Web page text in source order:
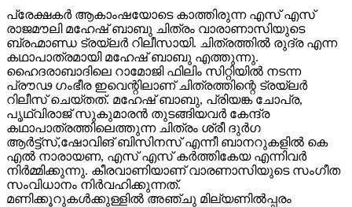
പ്രേക്ഷകർ ആകാംഷയോടെ കാത്തിരുന്ന എസ് എസ്
രാജമൗലി മഹേഷ് ബാബു ചിത്രം വാരാണാസിയുടെ
ബ്രഹ്മാണ്ഡ ട്രയ്ലർ റിലീസായി. ചിത്രത്തിൽ രുദ്ര എന്ന
കഥാപാത്രമായി മഹേഷ് ബാബു എത്തുന്നു.
ഹൈദരാബാദിലെ റാമോജി ഫിലിം സിറ്റിയിൽ നടന്ന
പ്രൗഢ ഗംഭീര ഇവെന്റിലാണ് ചിത്രത്തിന്റെ ട്രയ്ലർ
റിലീസ് ചെയ്തത്. മഹേഷ് ബാബു, പ്രിയങ്ക ചോപ്ര,
പൃഥ്വിരാജ് സുകുമാരൻ തുടങ്ങിയവർ കേന്ദ്ര
കഥാപാത്രത്തിലെത്തുന്ന ചിത്രം ശ്രീ ദുർഗ
ആർട്ട്സ്,ഷോവിങ് ബിസിനസ് എന്നീ ബാനറുകളിൽ കെ
എൽ നാരായണ, എസ് എസ് കർത്തികേയ എന്നിവർ
നിർമ്മിക്കുന്നു. കീരവാണിയാണ് വാരണാസിയുടെ സംഗീത
സംവിധാനം നിർവഹിക്കുന്നത്.
മണിക്കൂറുകൾക്കുള്ളിൽ അഞ്ചു മില്യണിൽപ്പരം